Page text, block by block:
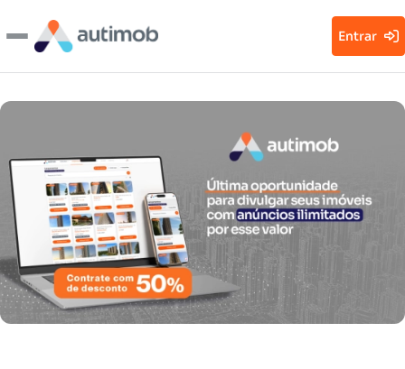
Entrar